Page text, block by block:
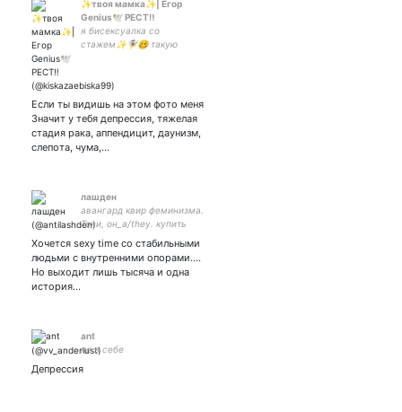
✨твоя мамка✨| Егор
Genius🕊 РЕСТ‼️
я бисексуалка со
стажем✨🧚‍♀️🥴 такую
Если ты видишь на этом фото меня
Значит у тебя депрессия, тяжелая
стадия рака, аппендицит, даунизм,
слепота, чума,…
лашден
авангард квир феминизма.
Тони, он_а/they. купить
книгу:
Хочется sexy time со стабильными
людьми с внутренними опорами….
Но выходит лишь тысяча и одна
история…
ant
не в себе
Депрессия